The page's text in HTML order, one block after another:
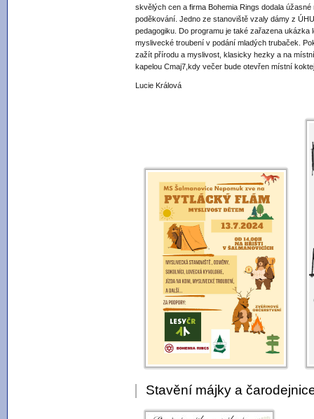
skvělých cen a firma Bohemia Rings dodala
poděkování. Jedno ze stanoviště vzaly dámy z
pedagogiku. Do programu je také zařazena
myslivecké troubení v podání mladých trubaček.
zažít přírodu a myslivost, klasicky hezky a na
kapelou Cmaj7,kdy večer bude otevřen místní
Lucie Králová
Stavění májky a